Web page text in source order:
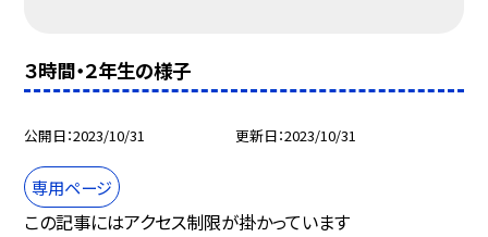
３時間・２年生の様子
公開日 2023/10/31 更新日 2023/10/31
専用ページ
この記事にはアクセス制限が掛かっています